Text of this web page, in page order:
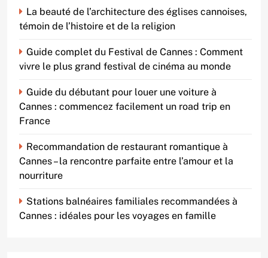
La beauté de l’architecture des églises cannoises,
témoin de l’histoire et de la religion
Guide complet du Festival de Cannes : Comment
vivre le plus grand festival de cinéma au monde
Guide du débutant pour louer une voiture à
Cannes : commencez facilement un road trip en
France
Recommandation de restaurant romantique à
Cannes – la rencontre parfaite entre l’amour et la
nourriture
Stations balnéaires familiales recommandées à
Cannes : idéales pour les voyages en famille